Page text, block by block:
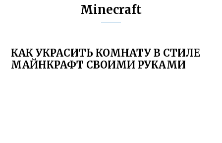
Minecraft
КАК УКРАСИТЬ КОМНАТУ В СТИЛЕ
МАЙНКРАФТ СВОИМИ РУКАМИ